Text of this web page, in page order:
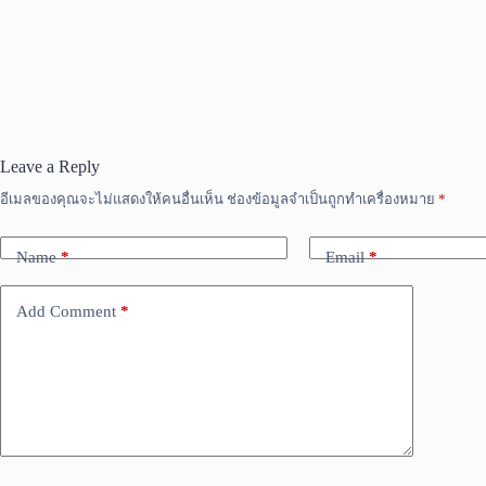
Leave a Reply
อีเมลของคุณจะไม่แสดงให้คนอื่นเห็น ช่องข้อมูลจำเป็นถูกทำเครื่องหมาย *
Name* Email*
Add Comment *